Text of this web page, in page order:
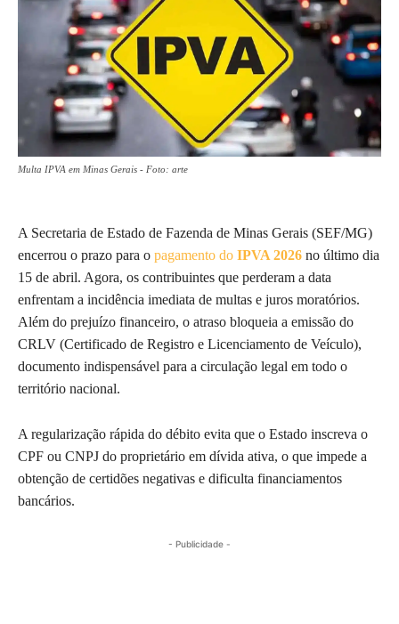
Multa IPVA em Minas Gerais - Foto: arte
A Secretaria de Estado de Fazenda de Minas Gerais (SEF/MG)
encerrou o prazo para o pagamento do IPVA 2026 no último dia
15 de abril. Agora, os contribuintes que perderam a data
enfrentam a incidência imediata de multas e juros moratórios.
Além do prejuízo financeiro, o atraso bloqueia a emissão do
CRLV (Certificado de Registro e Licenciamento de Veículo),
documento indispensável para a circulação legal em todo o
território nacional.
A regularização rápida do débito evita que o Estado inscreva o
CPF ou CNPJ do proprietário em dívida ativa, o que impede a
obtenção de certidões negativas e dificulta financiamentos
bancários.
- Publicidade -